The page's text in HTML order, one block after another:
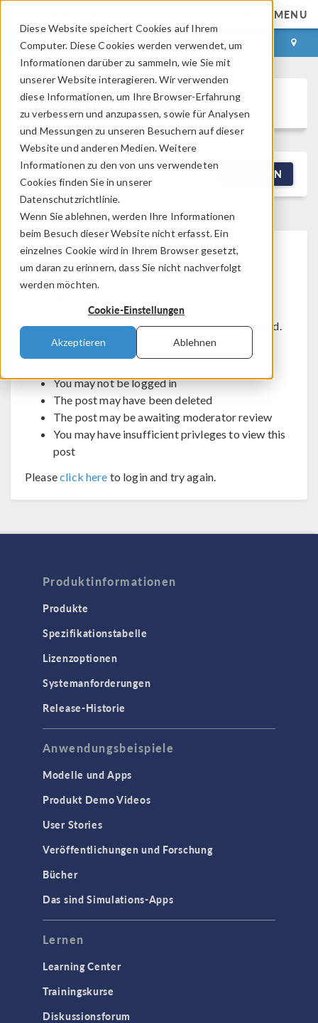
Diese Website speichert Cookies auf Ihrem
Computer. Diese Cookies werden verwendet, um
Informationen darüber zu sammeln, wie Sie mit
unserer Website interagieren. Wir verwenden
diese Informationen, um Ihre Browser-Erfahrung
zu verbessern und anzupassen, sowie für Analysen
und Messungen zu unseren Besuchern auf dieser
Website und anderen Medien. Weitere
Informationen zu den von uns verwendeten
Cookies finden Sie in unserer
Datenschutzrichtlinie.
Wenn Sie ablehnen, werden Ihre Informationen
beim Besuch dieser Website nicht erfasst. Ein
einzelnes Cookie wird in Ihrem Browser gesetzt,
um daran zu erinnern, dass Sie nicht nachverfolgt
werden möchten.
Cookie-Einstellungen
Akzeptieren Ablehnen
MENU
ANMELDEN KONTAKT
Discussion Forum
FILTERN
This forum post cannot be
viewed
The post you are trying to view cannot be displayed.
You may not be logged in
The post may have been deleted
The post may be awaiting moderator review
You may have insufficient privleges to view this
post
Pleaseclick here to login and try again.
Produktinformationen
Produkte
Spezifikationstabelle
Lizenzoptionen
Systemanforderungen
Release-Historie
Anwendungsbeispiele
Modelle und Apps
Produkt Demo Videos
User Stories
Veröffentlichungen und Forschung
Bücher
Das sind Simulations-Apps
Lernen
Learning Center
Trainingskurse
Diskussionsforum